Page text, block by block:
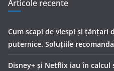
Articole recente
Cum scapi de viespi și țânțari
puternice. Soluțiile
Disney+ și Netflix iau în